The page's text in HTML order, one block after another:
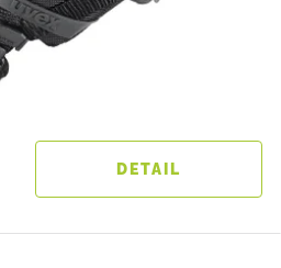
DETAIL